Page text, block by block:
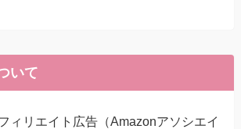
いて
ィリエイト広告（Amazonアソシエイ